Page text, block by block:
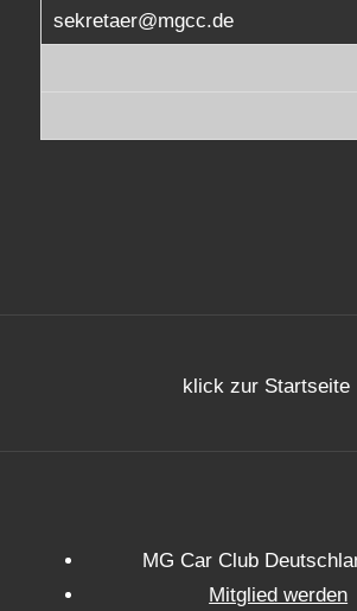
sekretaer@mgcc.de
klick zur Startseite
MG Car Club
Mitglied werden